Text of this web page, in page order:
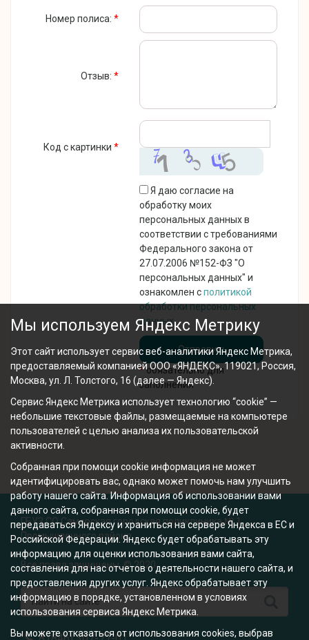
Номер полиса: *
Отзыв: *
Код с картинки *
Я даю согласие на
обработку моих
персональных данных в
соответствии с требованиями
Федерального закона от
27.07.2006 №152-ФЗ "О
персональных данных" и
ознакомлен сполитикой
обработки персональных
данных.
*обязательно для
заполнения
ГБУЗ СО Самарская городская поликлиника № 1
Промышленного района
Все права защищены. © 2020
Мы используем Яндекс Метрику
Этот сайт использует сервис веб-аналитики Яндекс Метрика,
предоставляемый компанией ООО «ЯНДЕКС», 119021, Россия,
Москва, ул. Л. Толстого, 16 (далее — Яндекс).
Сервис Яндекс Метрика использует технологию “cookie” —
небольшие текстовые файлы, размещаемые на компьютере
пользователей с целью анализа их пользовательской
активности.
Собранная при помощи cookie информация не может
идентифицировать вас, однако может помочь нам улучшить
работу нашего сайта. Информация об использовании вами
данного сайта, собранная при помощи cookie, будет
передаваться Яндексу и храниться на сервере Яндекса в ЕС и
Российской Федерации. Яндекс будет обрабатывать эту
информацию для оценки использования вами сайта,
составления для нас отчетов о деятельности нашего сайта, и
предоставления других услуг. Яндекс обрабатывает эту
информацию в порядке, установленном в условиях
использования сервиса Яндекс Метрика.
Вы можете отказаться от использования cookies, выбрав